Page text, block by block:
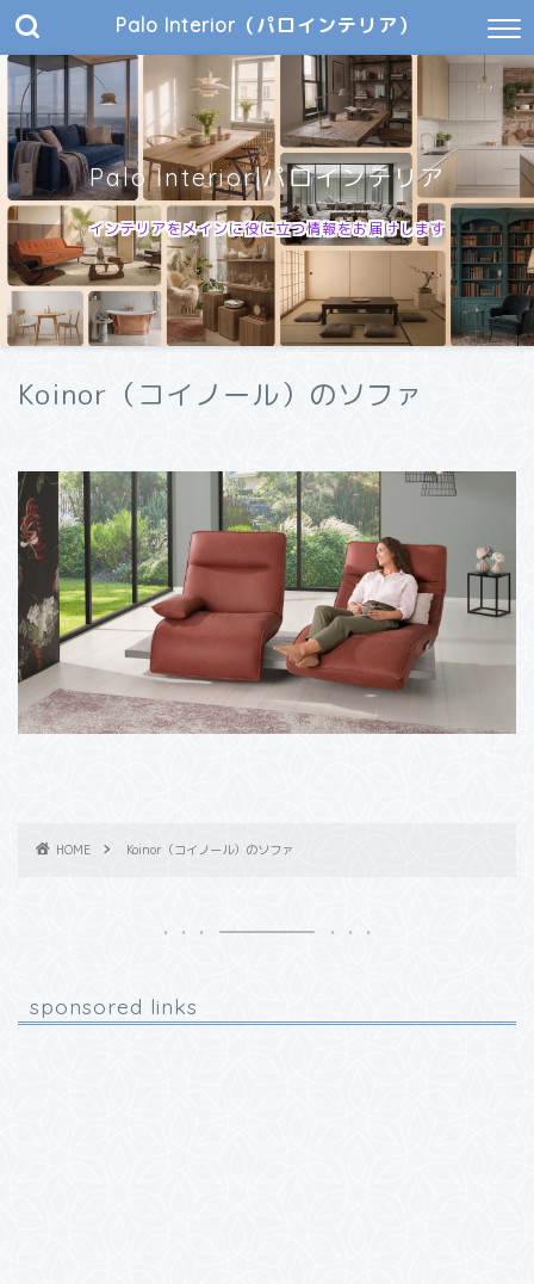
Palo Interior（パロインテリア）
Palo Interior|パロインテリア
インテリアをメインに役に立つ情報をお届けします
Koinor（コイノール）のソファ
HOME Koinor（コイノール）のソファ
sponsored links